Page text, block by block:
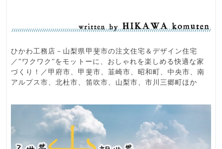
ひかわ工務店－山梨県甲斐市の注文住宅＆デザイン住宅
／”ワクワク”をモットーに、おしゃれを楽しめる快適な家
づくり！／甲府市、甲斐市、韮崎市、昭和町、中央市、南
アルプス市、北杜市、笛吹市、山梨市、市川三郷町ほか